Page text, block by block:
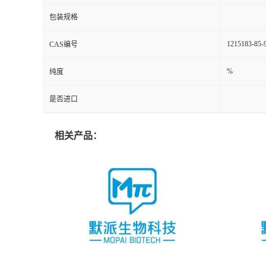
包装规格
CAS编号 1215183-85-
纯度 %
是否进口
相关产品：